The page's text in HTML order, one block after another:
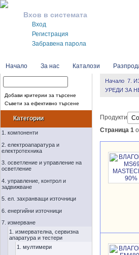
Начало За нас Каталози
Вхов в системата
Вход
Регистрация
Забравена парола
Добави критерии за търсене
Съвети за ефективно търсене
Категории
1. компоненти
2. електроапаратура и
електротехника
3. осветление и управление на
осветление
4. управление, контрол и
задвижване
5. ел. захранващи източници
6. енергийни източници
7. измерване
1. измервателна, сервизна
апаратура и тестери
1. мултимери
Начало 7.
УРЕДИ ЗА
Продукти
Страница 1